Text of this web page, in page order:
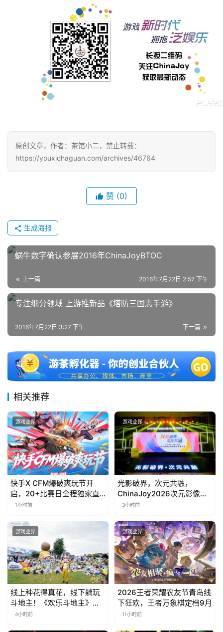
原创文章，作者：茶馆小二，禁止转载：
https://youxichaguan.com/archives/46764
赞 (0)
生成海报
蜗牛数字确认参展2016年ChinaJoyBTOC
上一篇 2016年7月22日 2:57 下午
专注细分领域 上游推新品《塔防三国志手游》
下一篇
2016年7月22日 3:27 下午
相关推荐
游戏业界
快手X CFM爆破爽玩节开
启，20+比赛日全程独家直
播
1小时前
游戏业界
光影破界，次元共融，
ChinaJoy2026次元影像生
态标准化发展大会盛大召开
3小时前
游戏业界
线上种花得真花，线下躺玩
斗地主！《欢乐斗地主》欢
乐中国行·云南站精彩盘点
4小时前
游戏业界
2026王者荣耀农友节青岛线
下狂欢，王者万象棋定档9月
11小时前